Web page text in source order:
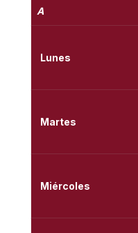
A
Lunes
Martes
Miércoles